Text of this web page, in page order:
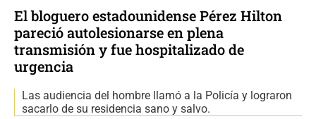
El bloguero estadounidense Pérez Hilton
pareció autolesionarse en plena
transmisión y fue hospitalizado de
urgencia
Las audiencia del hombre llamó a la Policía y lograron
sacarlo de su residencia sano y salvo.